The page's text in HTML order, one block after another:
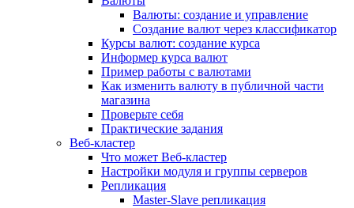
Валюты: создание и управление
Создание валют через классификатор
Курсы валют: создание курса
Информер курса валют
Пример работы с валютами
Как изменить валюту в публичной части
магазина
Проверьте себя
Практические задания
Веб-кластер
Что может Веб-кластер
Настройки модуля и группы серверов
Репликация
Master-Slave репликация